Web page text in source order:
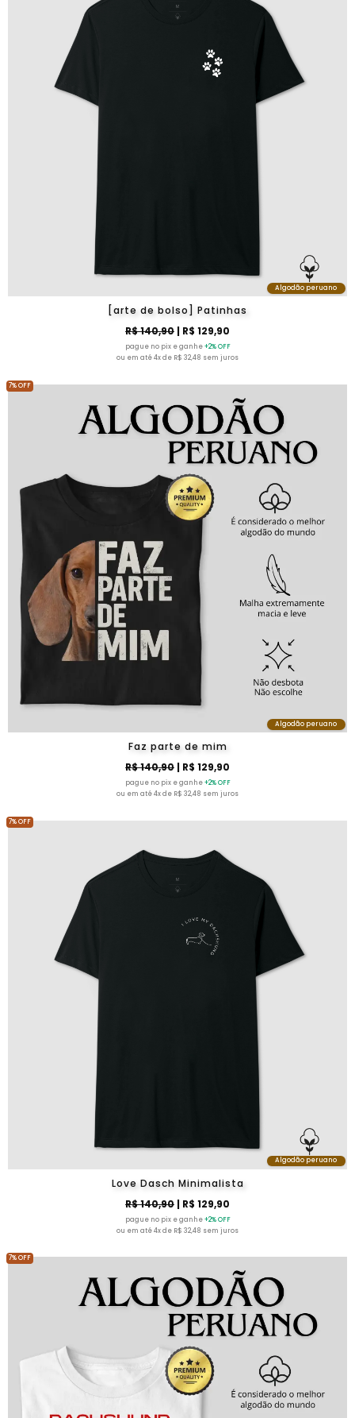
Algodão peruano
[arte de bolso] Patinhas
R$ 140,90 | R$ 129,90
pague no pix e ganhe+2% OFF
ou em até 4x de R$ 32,48 sem juros
Algodão peruano
Faz parte de mim
R$ 140,90 | R$ 129,90
pague no pix e ganhe+2% OFF
ou em até 4x de R$ 32,48 sem juros
7% OFF
Algodão peruano
Love Dasch Minimalista
R$ 140,90 | R$ 129,90
pague no pix e ganhe+2% OFF
ou em até 4x de R$ 32,48 sem juros
7% OFF
7% OFF